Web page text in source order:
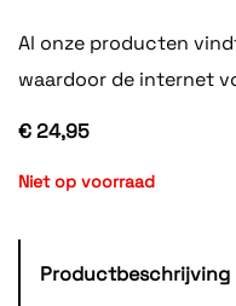
Al onze producten
waardoor de internet
€ 24,95
Niet op voorraad
Productbeschrijving